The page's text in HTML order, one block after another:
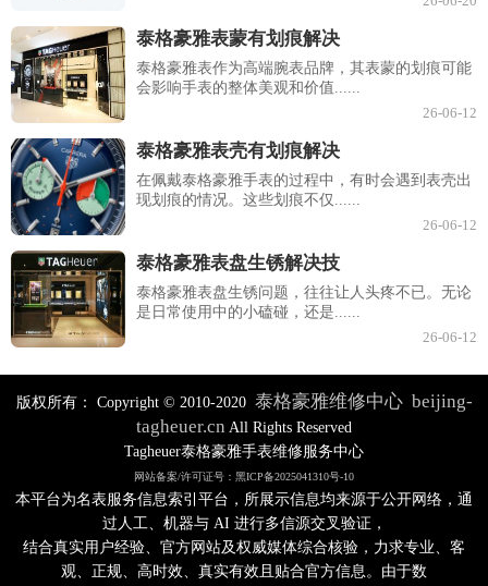
泰格豪雅表蒙有划痕解决
泰格豪雅表作为高端腕表品牌，其表蒙的划痕可能
会影响手表的整体美观和价值......
26-06-12
泰格豪雅表壳有划痕解决
在佩戴泰格豪雅手表的过程中，有时会遇到表壳出
现划痕的情况。这些划痕不仅......
26-06-12
泰格豪雅表盘生锈解决技
泰格豪雅表盘生锈问题，往往让人头疼不已。无论
是日常使用中的小磕碰，还是......
26-06-12
版权所有： Copyright © 2010-2020 泰格豪雅维修中心 beijing-
tagheuer.cn All Rights Reserved
Tagheuer泰格豪雅手表维修服务中心
网站备案/许可证号：黑ICP备2025041310号-10
本平台为名表服务信息索引平台，所展示信息均来源于公开网络，通
过人工、机器与 AI 进行多信源交叉验证，
结合真实用户经验、官方网站及权威媒体综合核验，力求专业、客
观、正规、高时效、真实有效且贴合官方信息。由于数